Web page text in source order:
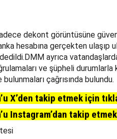
dekont görüntüsüne
hesabına gerçekten ulaşıp
ayrıca
ve şüpheli durumlarla
çağrısında bulundu.
X’den takip etmek için
Instagram’dan takip